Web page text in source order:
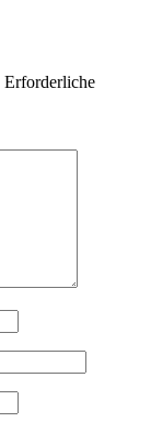
Erforderliche